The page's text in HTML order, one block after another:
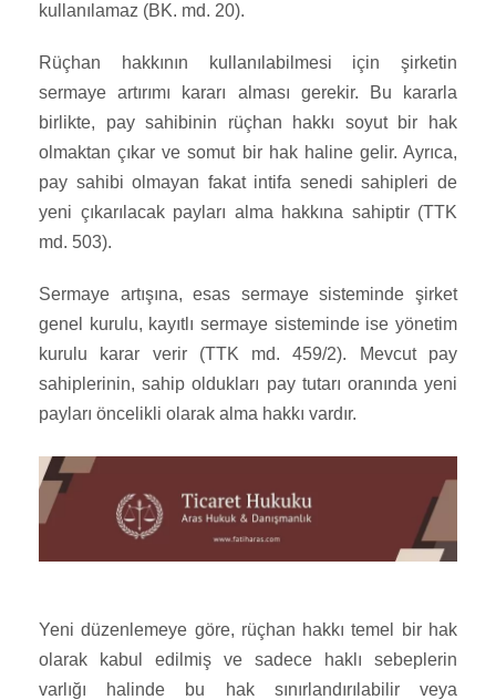
kullanılamaz (BK. md. 20).
Rüçhan hakkının kullanılabilmesi için şirketin
sermaye artırımı kararı alması gerekir. Bu kararla
birlikte, pay sahibinin rüçhan hakkı soyut bir hak
olmaktan çıkar ve somut bir hak haline gelir. Ayrıca,
pay sahibi olmayan fakat intifa senedi sahipleri de
yeni çıkarılacak payları alma hakkına sahiptir (TTK
md. 503).
Sermaye artışına, esas sermaye sisteminde şirket
genel kurulu, kayıtlı sermaye sisteminde ise yönetim
kurulu karar verir (TTK md. 459/2). Mevcut pay
sahiplerinin, sahip oldukları pay tutarı oranında yeni
payları öncelikli olarak alma hakkı vardır.
Yeni düzenlemeye göre, rüçhan hakkı temel bir hak
olarak kabul edilmiş ve sadece haklı sebeplerin
varlığı halinde bu hak sınırlandırılabilir veya